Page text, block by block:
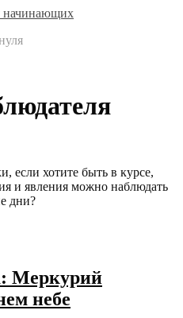
начинающих
если хотите быть в курсе,
и явления можно наблюдать
дни?
Меркурий
небе